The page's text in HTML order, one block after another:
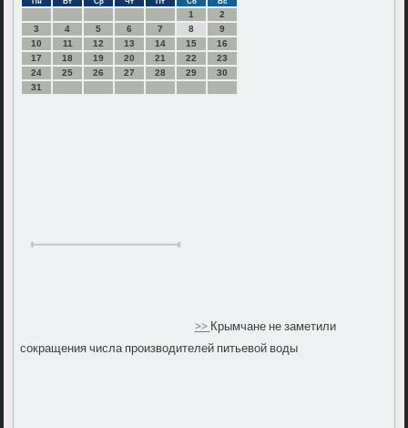
Пн Вт Ср Чт Пт Сб Вс
1
2
3
4 5 6 7 8
9
10
11 12 13 14 15
16
17
18 19 20 21 22
23
24
25 26 27 28 29
30
31
>>Крымчане не заметили
сокращения числа производителей питьевой воды